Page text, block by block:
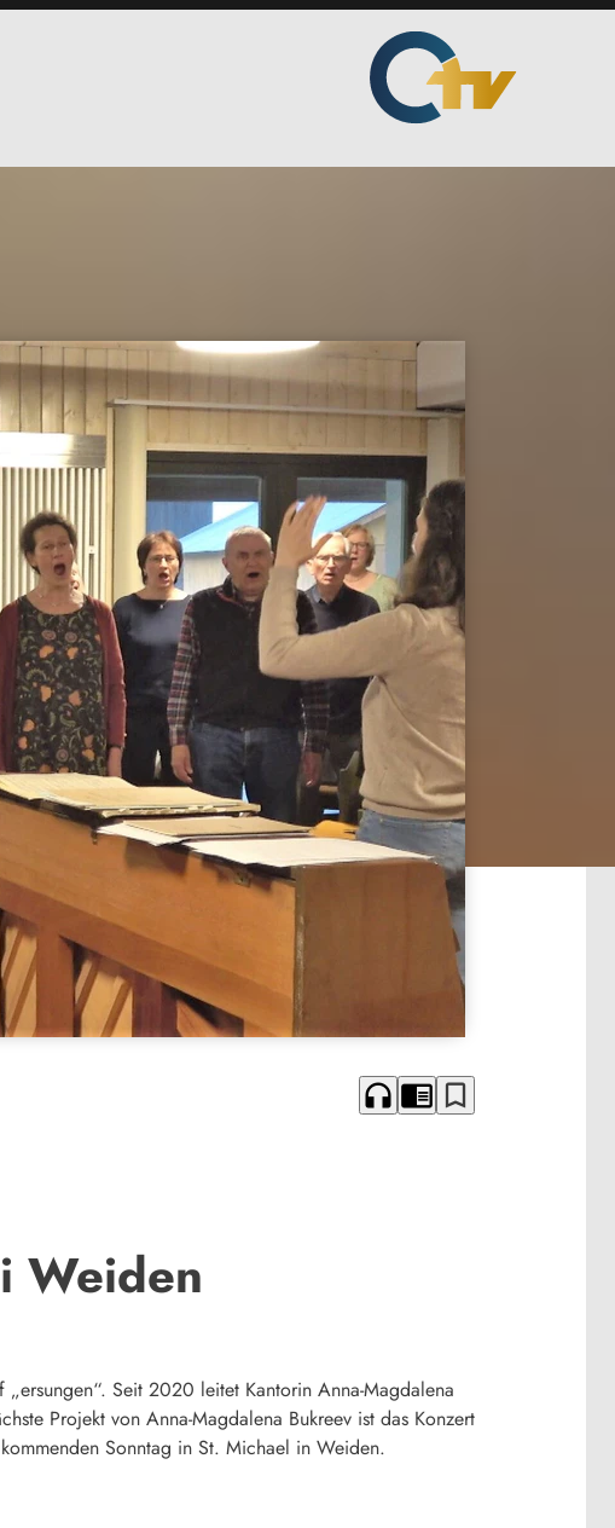
headphones chrome_reader_mode bookmark_border
Weiden
Seit 2020 leitet Kantorin Anna-Magdalena
Projekt von Anna-Magdalena Bukreev ist das Konzert
Sonntag in St. Michael in Weiden.